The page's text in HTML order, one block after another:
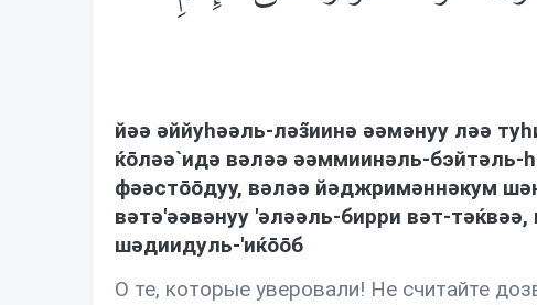
йəə əййуhəəль-лəз̃иинə əəмəнуу лəə
ќōлəə`идə вəлəə əəммиинəль-
фəəстōōдуу, вəлəə йəджримəннəкум
вəтə'əəвəнуу 'əлəəль-бирри вəт-
шəдиидуль-'иќōōб
О те, которые уверовали! Не считайте